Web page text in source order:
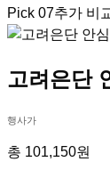
Pick 07추가 비
고려은단
행사가
총 101,150원